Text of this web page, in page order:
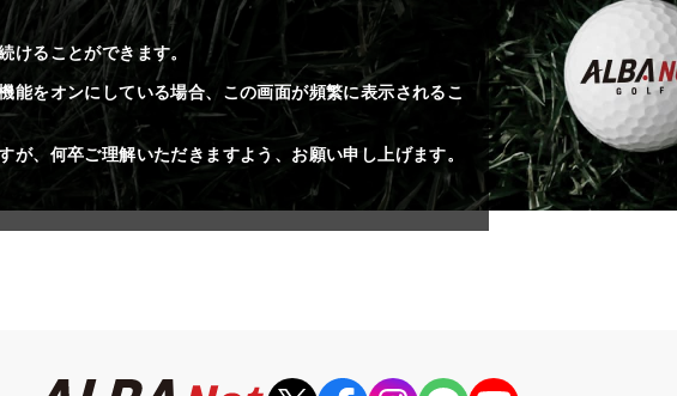
けることができます。
能をオンにしている場合、この画面が頻繁に表示されるこ
が、何卒ご理解いただきますよう、お願い申し上げます。